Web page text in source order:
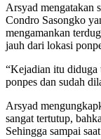
Arsyad mengatakan
Condro Sasongko
mengamankan
jauh dari lokasi
“Kejadian itu diduga
ponpes dan sudah
Arsyad
sangat tertutup,
Sehingga sampai